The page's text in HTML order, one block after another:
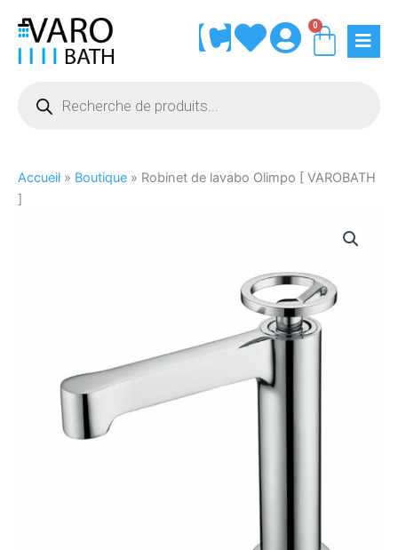
contenu
0
produits
Accueil » Boutique » Robinet de lavabo Olimpo [ VAROBATH
]